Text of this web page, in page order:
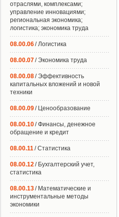
отраслями, комплексами;
управление инновациями;
региональная экономика;
логистика; экономика труда
08.00.06/ Логистика
08.00.07/ Экономика труда
08.00.08/ Эффективность
капитальных вложений и новой
техники
08.00.09/ Ценообразование
08.00.10/ Финансы, денежное
обращение и кредит
08.00.11/ Статистика
08.00.12/ Бухгалтерский учет,
статистика
08.00.13/ Математические и
инструментальные методы
экономики